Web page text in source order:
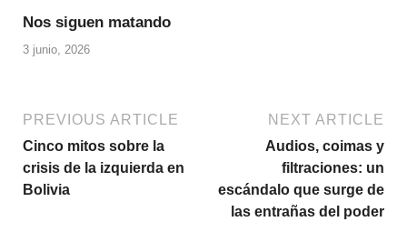
Nos siguen matando
3 junio, 2026
PREVIOUS ARTICLE
Cinco mitos sobre la
crisis de la izquierda en
Bolivia
NEXT ARTICLE
Audios, coimas y
filtraciones: un
escándalo que surge de
las entrañas del poder